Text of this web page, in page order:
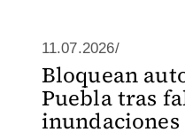
11.07.2026/
Bloquean
Puebla tras
inundaciones